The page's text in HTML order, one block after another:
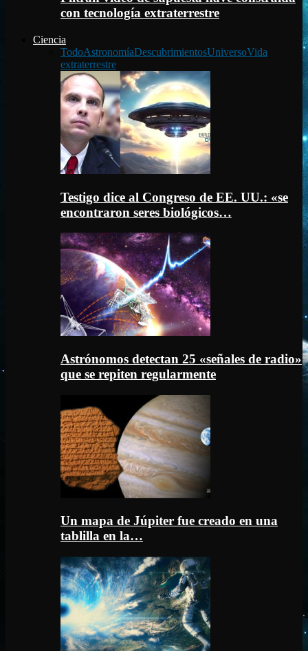
con tecnología extraterrestre
Ciencia
TodoAstronomíaDescubrimientosUniversoVida
extraterrestre
Testigo dice al Congreso de EE. UU.: «se
encontraron seres biológicos…
Astrónomos detectan 25 «señales de radio»
que se repiten regularmente
Un mapa de Júpiter fue creado en una
tablilla en la…